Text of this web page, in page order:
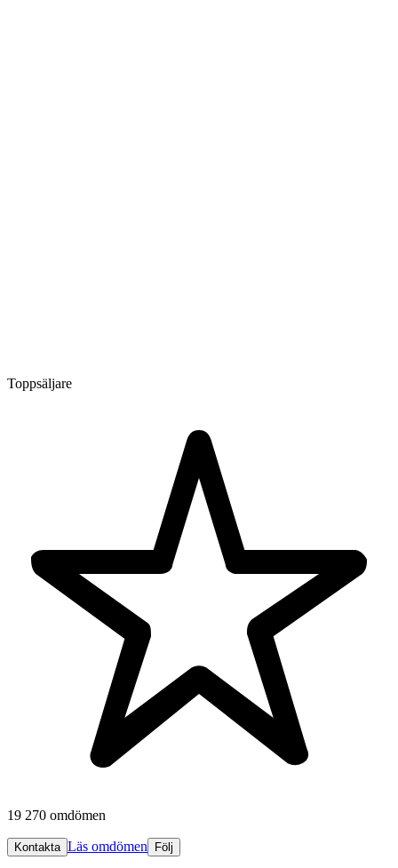
Toppsäljare
19 270 omdömen
Kontakta Läs omdömen Följ